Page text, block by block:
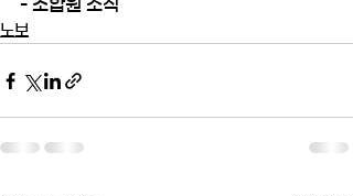
- 조합원 소식
노보